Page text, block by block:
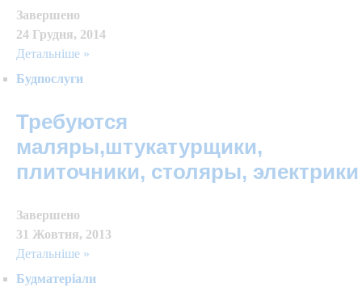
Завершено
24 Грудня, 2014
Детальніше »
Будпослуги
Требуются
маляры,штукатурщики,
плиточники, столяры, электрики
Завершено
31 Жовтня, 2013
Детальніше »
Будматеріали